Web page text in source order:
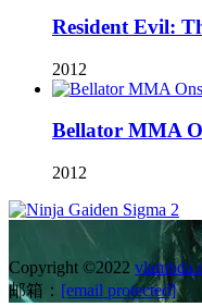
Resident Evil:
2012
Bellator MMA
2012
Copyright ©2022
邮箱： [email protected]